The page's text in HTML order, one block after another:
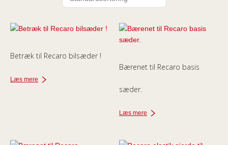
Betræk til Recaro bilsæder !
Læs mere
Bærenet til Recaro basis
sæder.
Læs mere